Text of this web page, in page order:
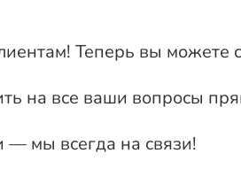
Теперь вы можете
на все ваши вопросы
— мы всегда на связи!